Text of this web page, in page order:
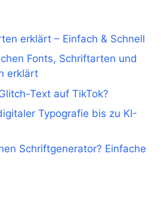
erklärt – Einfach & Schnell
Fonts, Schriftarten und
erklärt
Text auf TikTok?
Typografie bis zu KI-
Schriftgenerator? Einfache